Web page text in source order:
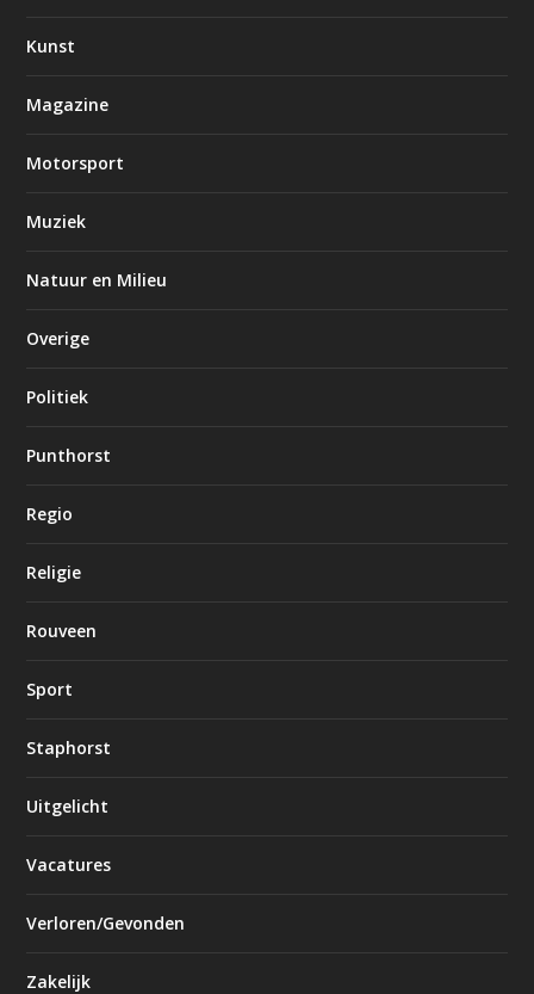
Kunst
Magazine
Motorsport
Muziek
Natuur en Milieu
Overige
Politiek
Punthorst
Regio
Religie
Rouveen
Sport
Staphorst
Uitgelicht
Vacatures
Verloren/Gevonden
Zakelijk